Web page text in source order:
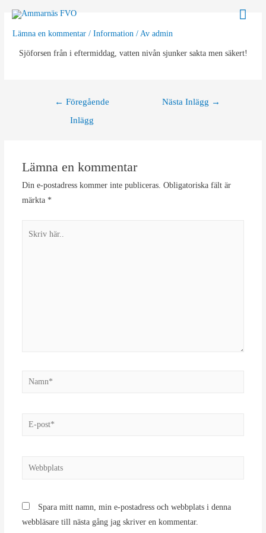
innehållLämna en kommentar /Information / Av admin
Sjöforsen från i eftermiddag, vatten nivån sjunker sakta men säkert!
Inläggsnavigering
← Föregående
Inlägg
Nästa Inlägg →
Lämna en kommentar
Din e-postadress kommer inte publiceras. Obligatoriska fält är
märkta *
Namn*
E-
Webbplats
Spara mitt namn, min e-postadress och webbplats i denna
webbläsare till nästa gång jag skriver en kommentar.